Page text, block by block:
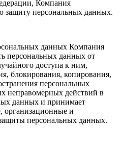
Компания
защиту персональных данных.
данных Компания
персональных данных от
доступа к ним,
блокирования, копирования,
персональных
неправомерных действий в
данных и принимает
организационные и
персональных данных.